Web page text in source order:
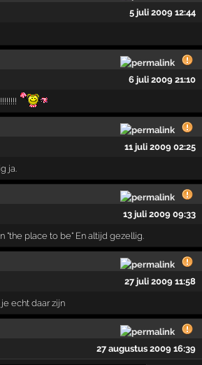
5 juli 2009 12:44
6 juli 2009 21:10
11 juli 2009 02:25
ja.
13 juli 2009 09:33
"the place to be" En altijd gezellig.
27 juli 2009 11:58
echt daar zijn
27 augustus 2009 16:39